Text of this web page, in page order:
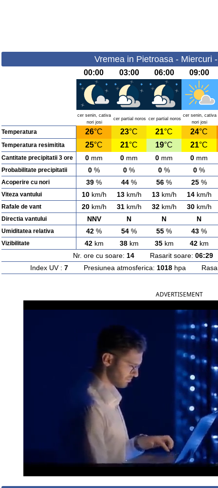
Vremea in Pietroasa - Miercuri
00:00 03:00 06:00 09:00
cer senin, cativa
nori josi
cer partial noros cer partial noros
cer senin, cativa
nori josi
Temperatura 26°C 23°C 21°C 24°C
Temperatura resimitita 25°C 21°C 19°C 21°C
Cantitate precipitatii 3 ore 0 mm 0 mm 0 mm 0 mm
Probabilitate precipitatii 0 % 0 % 0 % 0 %
Acoperire cu nori 39 % 44 % 56 % 25 %
Viteza vantului 10km/h 13km/h 13km/h 14km/h
Rafale de vant 20km/h 31km/h 32km/h 30km/h
Directia vantului NNV N N N
Umiditatea relativa 42 % 54 % 55 % 43 %
Vizibilitate 42km 38km 35km 42km
Nr. ore cu soare: 14Rasarit soare: 06:29
Index UV : 7Presiunea atmosferica: 1018hpa
ADVERTISEMENT